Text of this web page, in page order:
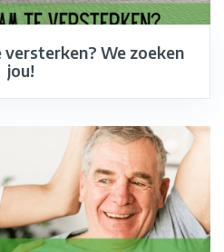
versterken? We zoeken
jou!